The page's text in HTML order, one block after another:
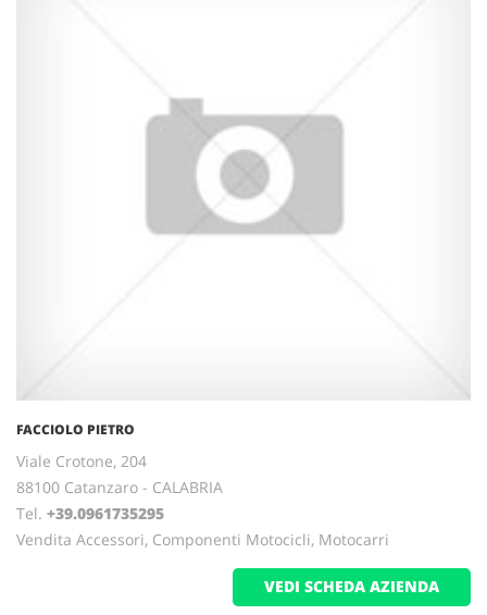
FACCIOLO PIETRO
Viale Crotone, 204
88100 Catanzaro - CALABRIA
Tel. +39.0961735295
Vendita Accessori, Componenti Motocicli, Motocarri
VEDI SCHEDA AZIENDA